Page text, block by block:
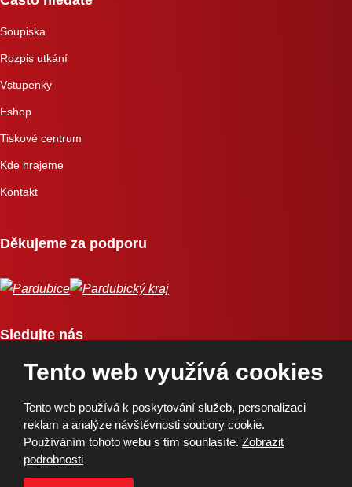
Soupiska
Rozpis utkání
Vstupenky
Eshop
Tiskové centrum
Kde hrajeme
Kontakt
Děkujeme za podporu
Sledujte nás
Copyright © 2026, BK Pardubice, a.s. | Vytvořila eBRÁNA
Tento web využívá cookies
Tento web používá k poskytování služeb, personalizaci
reklam a analýze návštěvnosti soubory cookie.
Používáním tohoto webu s tím souhlasíte. Zobrazit
podrobnosti